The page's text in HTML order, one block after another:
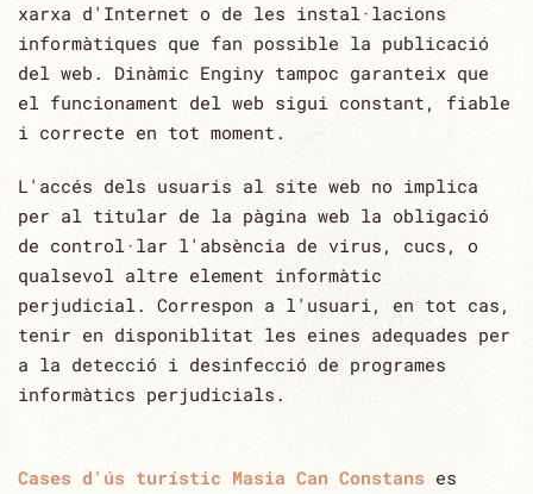
xarxa d'Internet o de les instal·lacions
informàtiques que fan possible la ‎publicació
del web. Dinàmic Enginy tampoc garanteix que
el funcionament del web sigui constant, fiable
i ‎correcte en tot moment. ‎
L'accés dels usuaris al site web no implica
per al titular de la pàgina web la obligació
de control·lar l'absència ‎de virus, cucs, o
qualsevol altre element informàtic
perjudicial. Correspon a l'usuari, en tot cas,
tenir en ‎disponiblitat les eines adequades per
a la detecció i desinfecció de programes
informàtics perjudicials.‎
Cases d'ús turístic Masia Can Constans es